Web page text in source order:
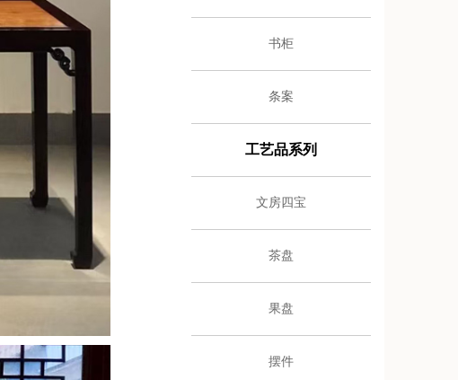
书柜
条案
工艺品系列
文房四宝
茶盘
果盘
摆件